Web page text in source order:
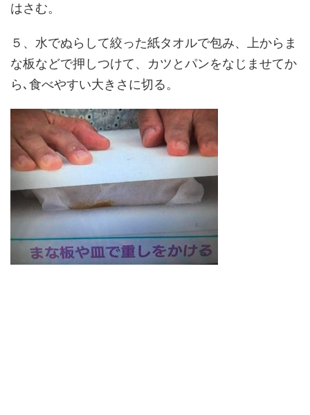
はさむ。
５、水でぬらして絞った紙タオルで包み、上からま
な板などで押しつけて、カツとパンをなじませてか
ら､食べやすい大きさに切る。